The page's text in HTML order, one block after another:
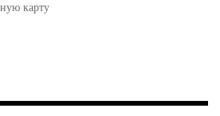
карту